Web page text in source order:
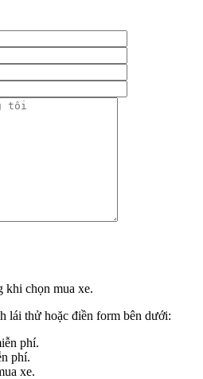
khi chọn mua xe.
lái thử hoặc điền form bên dưới:
phí.
phí.
xe.